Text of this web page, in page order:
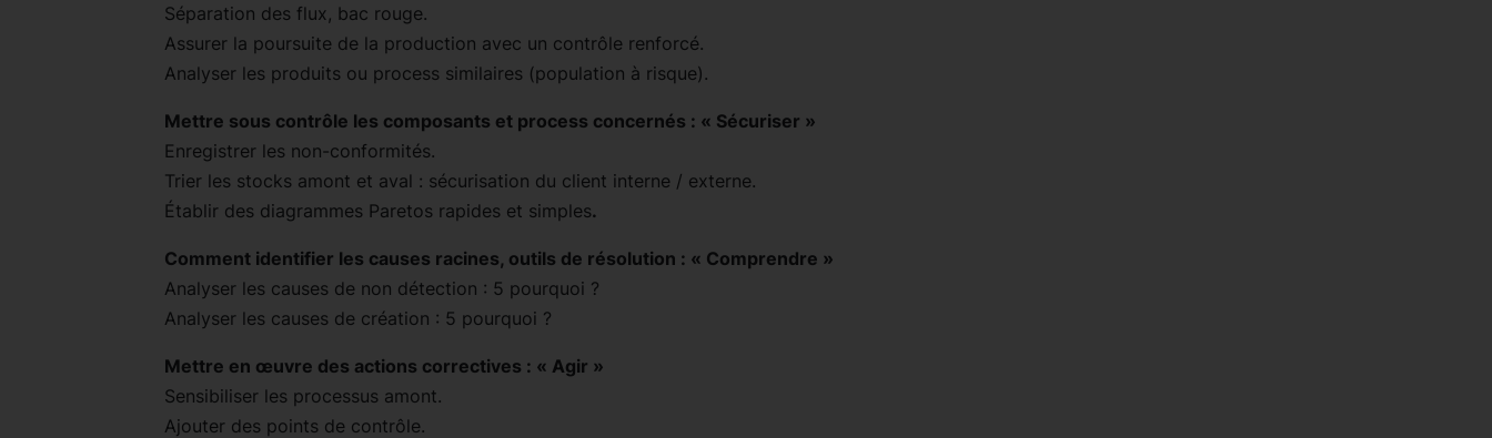
Séparation des flux, bac rouge.
Assurer la poursuite de la production avec un contrôle renforcé.
Analyser les produits ou process similaires (population à risque).
Mettre sous contrôle les composants et process concernés : « Sécuriser »
Enregistrer les non-conformités.
Trier les stocks amont et aval : sécurisation du client interne / externe.
Établir des diagrammes Paretos rapides et simples.
Comment identifier les causes racines, outils de résolution : « Comprendre »
Analyser les causes de non détection : 5 pourquoi ?
Analyser les causes de création : 5 pourquoi ?
Mettre en œuvre des actions correctives : « Agir »
Sensibiliser les processus amont.
Ajouter des points de contrôle.